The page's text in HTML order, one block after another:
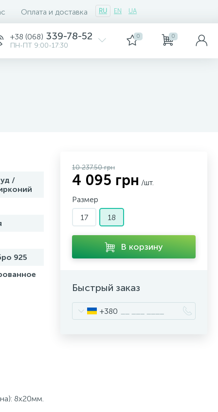
Оплата и доставка RU EN UA
+38 (068) 339-78-52
ПН-ПТ 9:00-17:30
0 0
/
925
8х20мм.
10 237.50 грн
4 095 грн /шт.
Размер
17
18
В корзину
Быстрый заказ
+380